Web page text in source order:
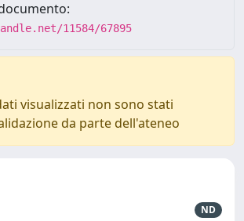
11584/67895
visualizzati non sono stati
da parte dell'ateneo
ND